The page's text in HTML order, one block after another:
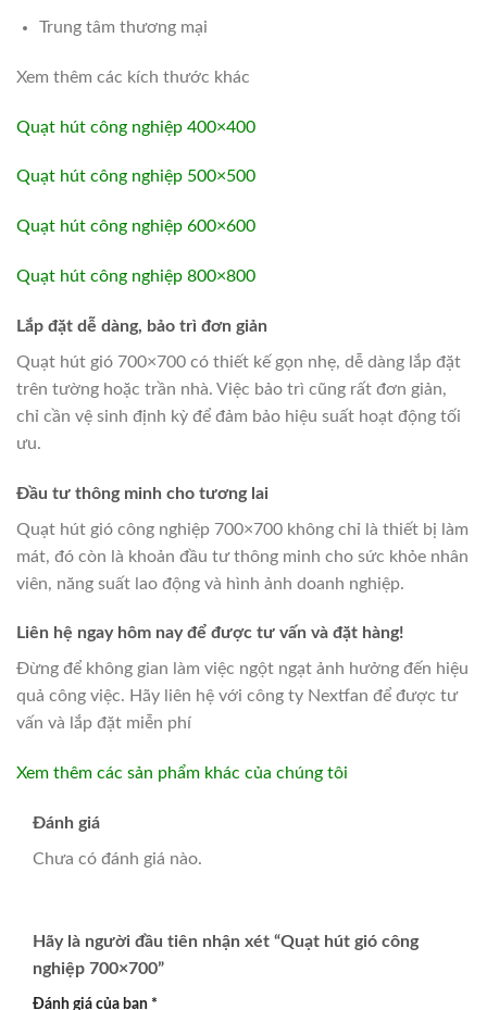
Trung tâm thương mại
Xem thêm các kích thước khác
Quạt hút công nghiệp 400×400
Quạt hút công nghiệp 500×500
Quạt hút công nghiệp 600×600
Quạt hút công nghiệp 800×800
Lắp đặt dễ dàng, bảo trì đơn giản
Quạt hút gió 700×700 có thiết kế gọn nhẹ, dễ dàng lắp đặt
trên tường hoặc trần nhà. Việc bảo trì cũng rất đơn giản,
chỉ cần vệ sinh định kỳ để đảm bảo hiệu suất hoạt động tối
ưu.
Đầu tư thông minh cho tương lai
Quạt hút gió công nghiệp 700×700 không chỉ là thiết bị làm
mát, đó còn là khoản đầu tư thông minh cho sức khỏe nhân
viên, năng suất lao động và hình ảnh doanh nghiệp.
Liên hệ ngay hôm nay để được tư vấn và đặt hàng!
Đừng để không gian làm việc ngột ngạt ảnh hưởng đến hiệu
quả công việc. Hãy liên hệ với công ty Nextfan để được tư
vấn và lắp đặt miễn phí
Xem thêm các sản phẩm khác của chúng tôi
Đánh giá
Chưa có đánh giá nào.
Hãy là người đầu tiên nhận xét “Quạt hút gió công
nghiệp 700×700”
Đánh giá của bạn *